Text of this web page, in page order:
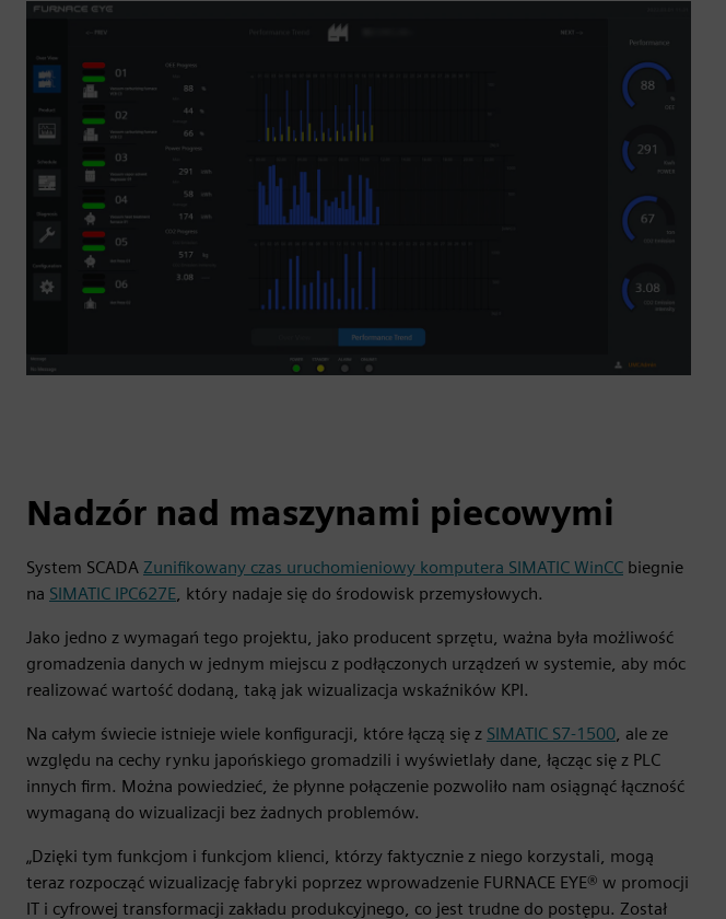
Nadzór nad maszynami piecowymi
System SCADA Zunifikowany czas uruchomieniowy komputera SIMATIC WinCC biegnie
na SIMATIC IPC627E, który nadaje się do środowisk przemysłowych.
Jako jedno z wymagań tego projektu, jako producent sprzętu, ważna była możliwość
gromadzenia danych w jednym miejscu z podłączonych urządzeń w systemie, aby móc
realizować wartość dodaną, taką jak wizualizacja wskaźników KPI.
Na całym świecie istnieje wiele konfiguracji, które łączą się z SIMATIC S7-1500, ale ze
względu na cechy rynku japońskiego gromadzili i wyświetlały dane, łącząc się z PLC
innych firm. Można powiedzieć, że płynne połączenie pozwoliło nam osiągnąć łączność
wymaganą do wizualizacji bez żadnych problemów.
„Dzięki tym funkcjom i funkcjom klienci, którzy faktycznie z niego korzystali, mogą
teraz rozpocząć wizualizację fabryki poprzez wprowadzenie FURNACE EYE® w promocji
IT i cyfrowej transformacji zakładu produkcyjnego, co jest trudne do postępu. Został